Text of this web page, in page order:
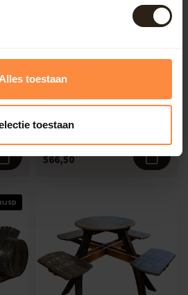
Alles toestaan
toestaan
'Charred' Set
Artikelcode:
566,50